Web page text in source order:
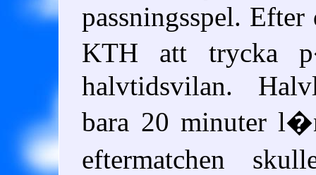
passningsspel. Efter
KTH att trycka
halvtidsvilan.
bara 20 minuter
eftermatchen